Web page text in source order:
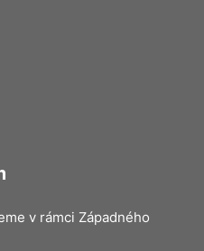
v rámci Západného